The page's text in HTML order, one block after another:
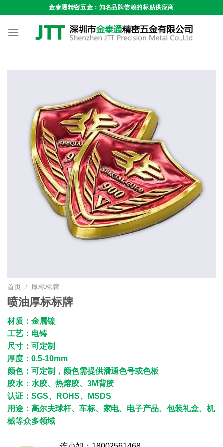
金泰通精密五金：知名品牌信赖的标贴供应商
首页 / 厚标标牌
喷油厚标标牌
材质：金属镍
工艺：电铸
尺寸：可定制
厚度：0.5-10mm
颜色：可定制，颜色需提供潘通色号或色板
胶水：水胶、热熔胶、3M背胶
认证：SGS、ROHS、MSDS
用途：高尔夫球杆、车标、家电、电子产品、包装礼盒、机
械等众多领域